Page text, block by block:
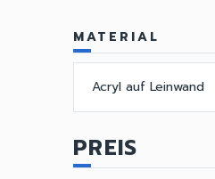
MATERIAL
Acryl auf Leinwand
PREIS